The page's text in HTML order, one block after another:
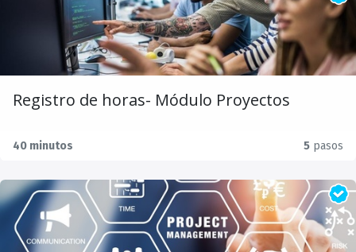
Registro de horas- Módulo Proyectos
40 minutos 5 pasos